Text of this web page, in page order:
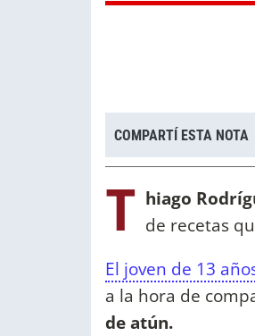
COMPARTÍ ESTA NOTA
T hiago
de recetas
El joven de 13
a la hora de
de atún.